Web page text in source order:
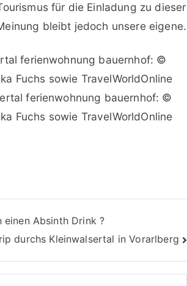
für die Einladung zu dieser
bleibt jedoch unsere eigene.
ferienwohnung bauernhof: ©
Fuchs sowie TravelWorldOnline
ferienwohnung bauernhof: ©
Fuchs sowie TravelWorldOnline
einen Absinth Drink ?
durchs Kleinwalsertal in Vorarlberg